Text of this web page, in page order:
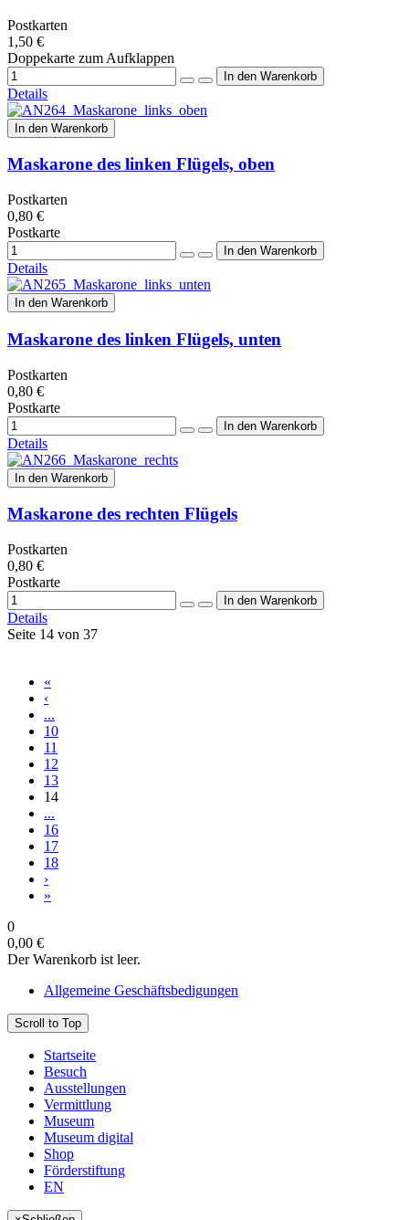
Postkarten
1,50 €
Doppekarte zum Aufklappen
Details
In den Warenkorb
Maskarone des linken Flügels, oben
Postkarten
0,80 €
Postkarte
Details
In den Warenkorb
Maskarone des linken Flügels, unten
Postkarten
0,80 €
Postkarte
Details
In den Warenkorb
Maskarone des rechten Flügels
Postkarten
0,80 €
Postkarte
Details
Seite 14 von 37
«
‹
...
10
11
12
13
14
...
16
17
18
›
»
0
0,00 €
Der Warenkorb ist leer.
Allgemeine Geschäftsbedigungen
Scroll to Top
Startseite
Besuch
Ausstellungen
Vermittlung
Museum
Museum digital
Shop
Förderstiftung
EN